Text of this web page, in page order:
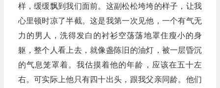
样，缓缓飘到我们面前。这副松松垮垮的样子，让我
心里顿时凉了半截。这是我第一次见他，一个有气无
力的男人，洗得发白的衬衫空荡荡地罩住瘦小的身
躯，整个人看上去，就像盏陈旧的油灯，被一层昏沉
的气息笼罩着。我估摸着他的年龄，应该在五十左
右。可实际上他只有四十出头，跟我父亲同龄。他们